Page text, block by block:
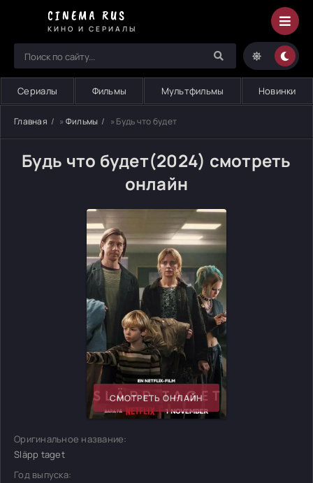
CINEMA RUS
КИНО И СЕРИАЛЫ
Сериалы Фильмы Мультфильмы Новинки
Главная » Фильмы » Будь что будет
Будь что будет(2024) смотреть
онлайн
СМОТРЕТЬ ОНЛАЙН
Оригинальное название:
Släpp taget
Год выпуска: